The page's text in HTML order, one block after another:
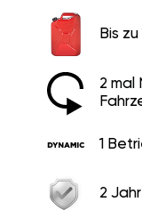
Bis
2 mal
1
2